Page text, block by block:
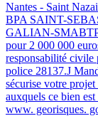
Nantes - Saint
BPA SAINT-
GALIAN-SMABTP
pour 2 000 000
responsabilité
police 28137.J
sécurise votre
auxquels ce bien
www. georisques.